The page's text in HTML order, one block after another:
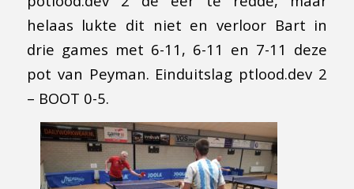
helaas lukte dit niet en verloor Bart in
drie games met 6-11, 6-11 en 7-11 deze
pot van Peyman. Einduitslag ptlood.dev 2
– BOOT 0-5.